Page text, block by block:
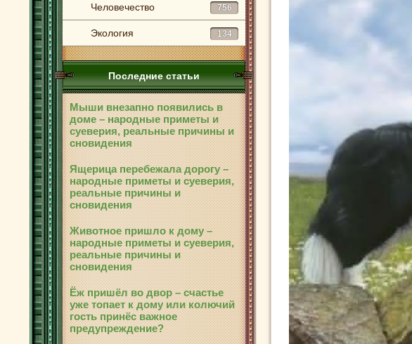
Человечество 756
Экология 134
Последние статьи
Мыши внезапно появились в
доме – народные приметы и
суеверия, реальные причины и
сновидения
Ящерица перебежала дорогу –
народные приметы и суеверия,
реальные причины и
сновидения
Животное пришло к дому –
народные приметы и суеверия,
реальные причины и
сновидения
Ёж пришёл во двор – счастье
уже топает к дому или колючий
гость принёс важное
предупреждение?